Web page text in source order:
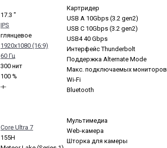
17.3 "
IPS
глянцевое
1920x1080 (16:9)
60 Гц
300 нит
100 %
Core Ultra 7
155H
Картридер
USB A 10Gbps (3.2 gen2)
USB C 10Gbps (3.2 gen2)
USB4 40 Gbps
Интерфейс Thunderbolt
Поддержка Alternate Mode
Макс. подключаемых мониторов
Wi-Fi
Bluetooth
Мультимедиа
Web-камера
Шторка для камеры